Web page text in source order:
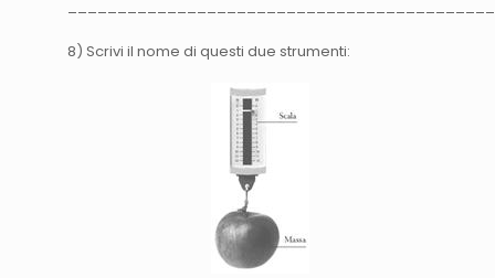
8) Scrivi il nome di questi due strumenti: